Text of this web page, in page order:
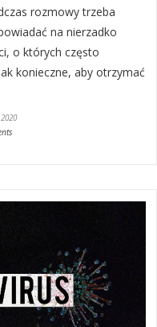
rozmowy trzeba
na nierzadko
o których często
konieczne, aby otrzymać